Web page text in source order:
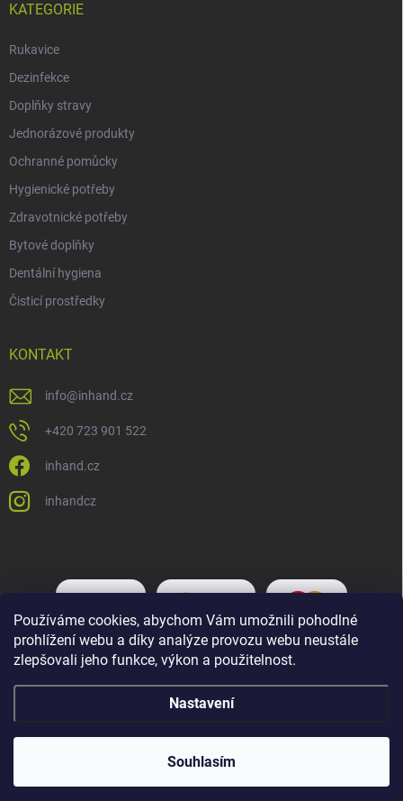
Používáme cookies, abychom Vám umožnili pohodlné
prohlížení webu a díky analýze provozu webu neustále
zlepšovali jeho funkce, výkon a použitelnost.
Nastavení
Souhlasím
KATEGORIE
Rukavice
Dezinfekce
Doplňky stravy
Jednorázové produkty
Ochranné pomůcky
Hygienické potřeby
Zdravotnické potřeby
Bytové doplňky
Dentální hygiena
Čisticí prostředky
KONTAKT
info@inhand.cz
+420 723 901 522
inhand.cz
inhandcz
Copyright 2026Inhand.cz. Všechna práva vyhrazena.Upravit nastavení
cookies